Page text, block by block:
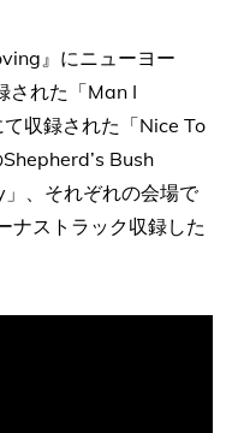
』にニューヨー
された「Man I
収録された「Nice To
Bush
、それぞれの会場で
ナストラック収録した